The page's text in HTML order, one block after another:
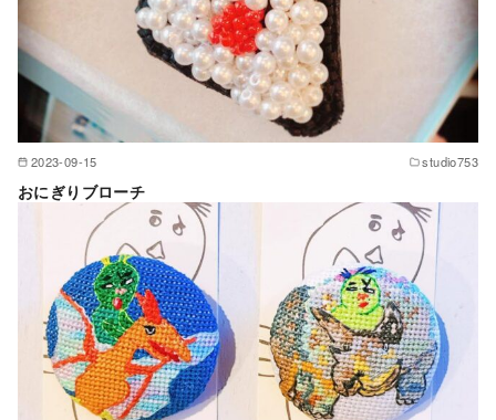
2023-09-15 studio753
おにぎりブローチ